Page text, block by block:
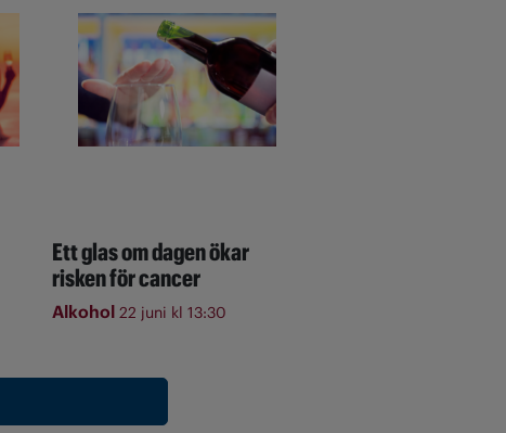
Ett glas om dagen ökar
risken för cancer
Alkohol 22 juni kl 13:30